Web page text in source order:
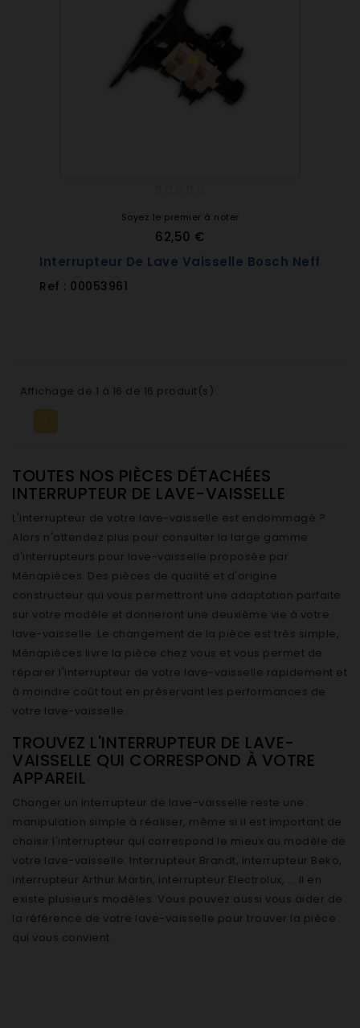
Soyez le premier à noter
62,50 €
Interrupteur De Lave Vaisselle Bosch Neff
Ref : 00053961
Affichage de 1 à 16 de 16 produit(s)
1
TOUTES NOS PIÈCES DÉTACHÉES
INTERRUPTEUR DE LAVE-VAISSELLE
L'interrupteur de votre lave-vaisselle est endommagé ?
Alors n'attendez plus pour consulter la large gamme
d'interrupteurs pour lave-vaisselle proposée par
Ménapièces. Des pièces de qualité et d'origine
constructeur qui vous permettront une adaptation parfaite
sur votre modèle et donneront une deuxième vie à votre
lave-vaisselle. Le changement de la pièce est très simple,
Ménapièces livre la pièce chez vous et vous permet de
réparer l'interrupteur de votre lave-vaisselle rapidement et
à moindre coût tout en préservant les performances de
votre lave-vaisselle.
TROUVEZ L'INTERRUPTEUR DE LAVE-
VAISSELLE QUI CORRESPOND À VOTRE
APPAREIL
Changer un interrupteur de lave-vaisselle reste une
manipulation simple à réaliser, même si il est important de
choisir l'interrupteur qui correspond le mieux au modèle de
votre lave-vaisselle. Interrupteur Brandt, interrupteur Beko,
interrupteur Arthur Martin, interrupteur Electrolux, ... Il en
existe plusieurs modèles. Vous pouvez aussi vous aider de
la référence de votre lave-vaisselle pour trouver la pièce
qui vous convient.